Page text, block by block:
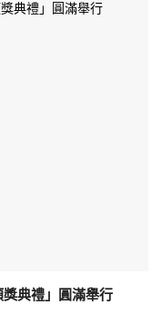
典禮」圓滿舉行